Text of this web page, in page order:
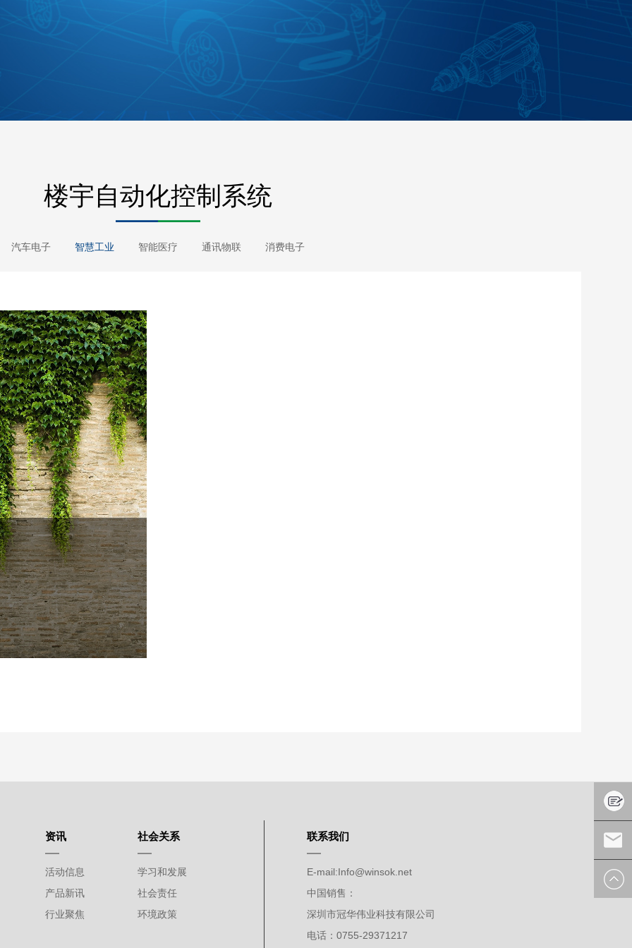
楼宇自动化控制系统
汽车电子 智慧工业 智能医疗 通讯物联 消费电子
资讯
活动信息
产品新讯
行业聚焦
社会关系
学习和发展
社会责任
环境政策
联系我们
E-mail:Info@winsok.net
中国销售：
深圳市冠华伟业科技有限公司
电话：0755-29371217
在线留
发送邮